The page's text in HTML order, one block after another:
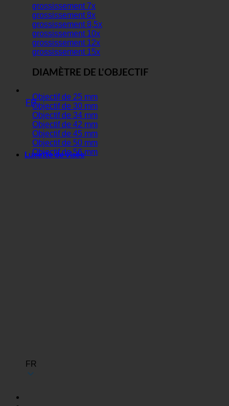
FR
FR
grossissement 7x
grossissement 8x
grossissement 8,5x
grossissement 10x
grossissement 12x
grossissement 15x
DIAMÈTRE DE L'OBJECTIF
Objectif de 25 mm
Objectif de 30 mm
Objectif de 34 mm
Objectif de 42 mm
Objectif de 45 mm
Objectif de 50 mm
Objectif de 56 mm
Lunette de visée